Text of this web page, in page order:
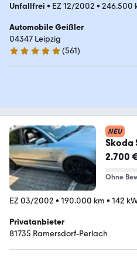
Unfallfrei • EZ 12/2002 • 246.500
Automobile Geißler
04347 Leipzig
4.8 Sterne
(561)
NEU
Skoda
2.700
Ohne
EZ 03/2002 • 190.000 km • 142
Privatanbieter
81735 Ramersdorf-Perlach